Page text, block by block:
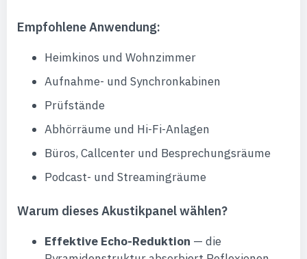
Empfohlene Anwendung:
Heimkinos und Wohnzimmer
Aufnahme- und Synchronkabinen
Prüfstände
Abhörräume und Hi-Fi-Anlagen
Büros, Callcenter und Besprechungsräume
Podcast- und Streamingräume
Warum dieses Akustikpanel wählen?
Effektive Echo-Reduktion — die